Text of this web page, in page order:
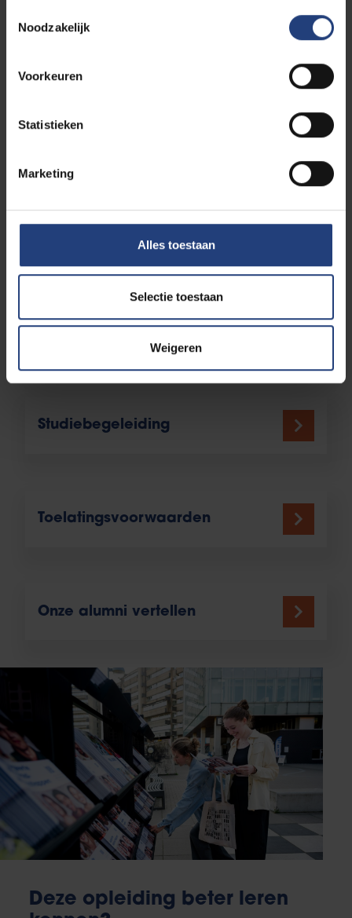
Noodzakelijk
Voorkeuren
Statistieken
Marketing
Alles toestaan
Selectie toestaan
Weigeren
Is deze studie iets voor jou?
Studiekeuzetool: vraag het aan
Studiebegeleiding
Toelatingsvoorwaarden
Onze alumni vertellen
Deze opleiding beter leren